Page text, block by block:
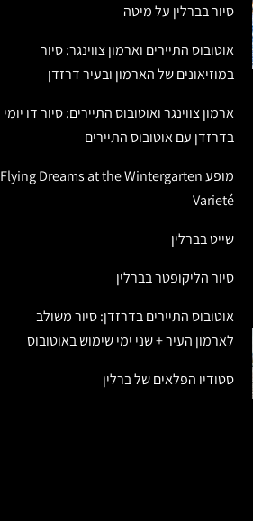
סיור בברלין על מיטה
אוטובוס התיירים וארמון צווינגר: סיור
במוזיאונים של הארמון ובעיר דרזדן
ארמון צווינגר ואוטובוס התיירים: סיור דו יומי
בדרזדן עם אוטובוס התיירים
מופע Flying Dreams at the Wintergarten
Varieté
שייט בברלין
סיור הליקופטר בברלין
אוטובוס התיירים בדרזדן: סיור משולב
לארמון העיר + שני ימי שימוש באוטובוס
סטודיו הפלאים של ברלין